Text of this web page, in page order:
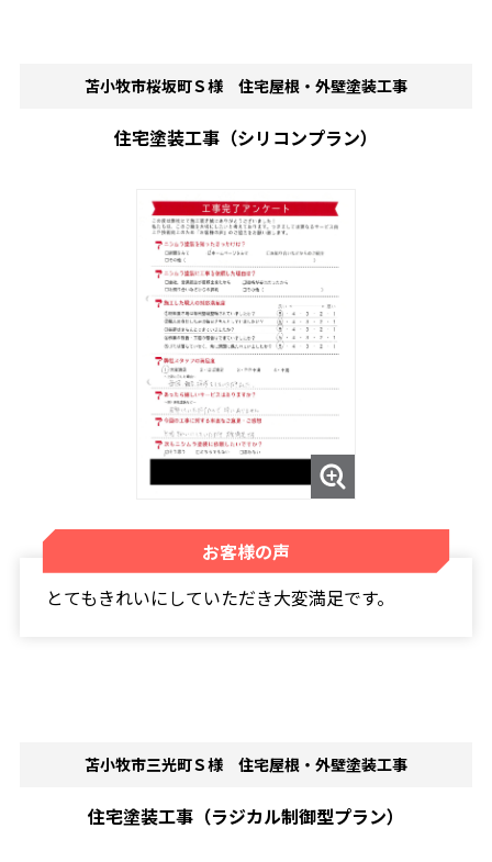
苫小牧市桜坂町Ｓ様 住宅屋根・外壁塗装工事
住宅塗装工事（シリコンプラン）
お客様の声
とてもきれいにしていただき大変満足です。
苫小牧市三光町Ｓ様 住宅屋根・外壁塗装工事
住宅塗装工事（ラジカル制御型プラン）